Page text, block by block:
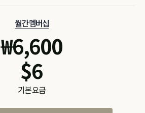
월간 멤버십
₩6,600
$6
기본 요금